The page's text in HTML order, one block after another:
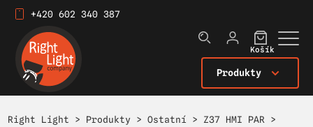
+420 602 340 387
Produkty
Košík
Right Light > Produkty >Ostatní > Z37 HMI PAR >